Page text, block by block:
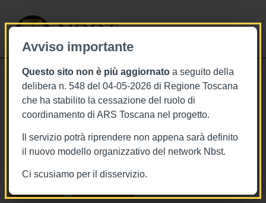
Avviso importante
Questo sito non è più aggiornato a seguito della
delibera n. 548 del 04-05-2026 di Regione Toscana
che ha stabilito la cessazione del ruolo di
coordinamento di ARS Toscana nel progetto.
Il servizio potrà riprendere non appena sarà definito
il nuovo modello organizzativo del network Nbst.
Ci scusiamo per il disservizio.
NBST
27/7/2020
Delibera n.1004 del 27 luglio 2020
Tags Toscana
BURT Bollettino della regione toscana
Accreditamento